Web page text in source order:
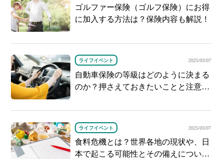
ゴルファー保険（ゴルフ保険）にお得
に加入する方法は？保険内容も解説！
ライフイベント 2025/03/07
自動車保険の等級はどのように決まる
のか？押さえておきたいことと注意点
ライフイベント 2025/03/07
食料危機とは？世界各地の現状や、日
本で起こる可能性とその備えについて